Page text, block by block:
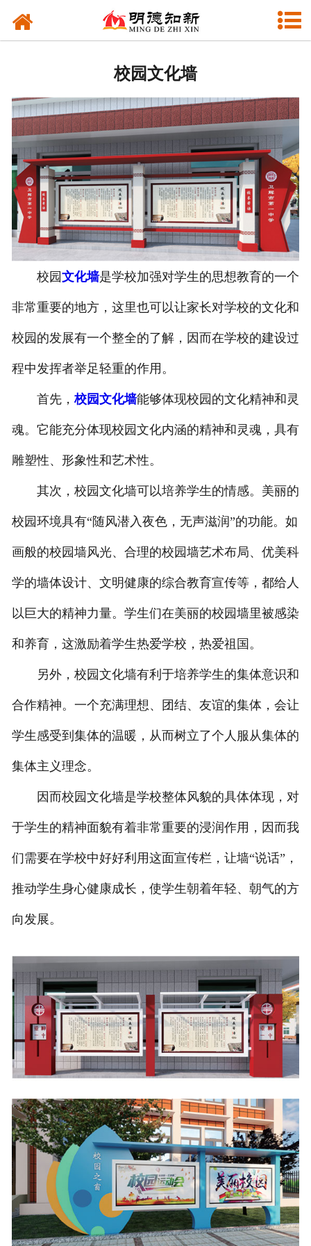
网站首页
文化长廊
功能教室
VI设计
校园文化墙
校园文化墙是学校加强对学生的思想教育的一个
非常重要的地方，这里也可以让家长对学校的文化和
校园的发展有一个整全的了解，因而在学校的建设过
程中发挥者举足轻重的作用。
首先，校园文化墙能够体现校园的文化精神和灵
魂。它能充分体现校园文化内涵的精神和灵魂，具有
雕塑性、形象性和艺术性。
其次，校园文化墙可以培养学生的情感。美丽的
校园环境具有“随风潜入夜色，无声滋润”的功能。如
画般的校园墙风光、合理的校园墙艺术布局、优美科
学的墙体设计、文明健康的综合教育宣传等，都给人
以巨大的精神力量。学生们在美丽的校园墙里被感染
和养育，这激励着学生热爱学校，热爱祖国。
另外，校园文化墙有利于培养学生的集体意识和
合作精神。一个充满理想、团结、友谊的集体，会让
学生感受到集体的温暖，从而树立了个人服从集体的
集体主义理念。
因而校园文化墙是学校整体风貌的具体体现，对
于学生的精神面貌有着非常重要的浸润作用，因而我
们需要在学校中好好利用这面宣传栏，让墙“说话”，
推动学生身心健康成长，使学生朝着年轻、朝气的方
向发展。